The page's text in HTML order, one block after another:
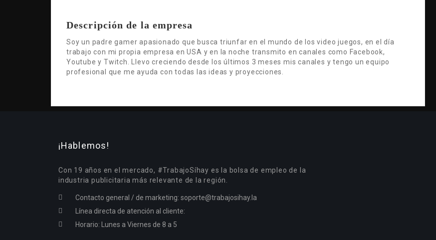
Descripción de la empresa
Soy un padre gamer apasionado que busca triunfar en el mundo de los video juegos, en el día
trabajo con mi propia empresa en USA y en la noche transmito en canales como Facebook,
Youtube y Twitch. Llevo creciendo desde los últimos 3 meses mis canales y tengo un equipo
profesional que me ayuda con todas las ideas y proyecciones.
¡Hablemos!
Con 19 años en el mercado, #TrabajoSíhay es la bolsa de empleo de la
industria publicitaria más relevante de la región.
Contacto general / de marketing: soporte@trabajosihay.la
Línea directa de atención al cliente:
Horario: Lunes a Viernes de 8 a 5